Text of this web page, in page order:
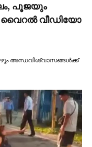
പൂജയും
വൈറൽ വീഡിയോ
അന്ധവിശ്വാസങ്ങള്‍ക്ക്